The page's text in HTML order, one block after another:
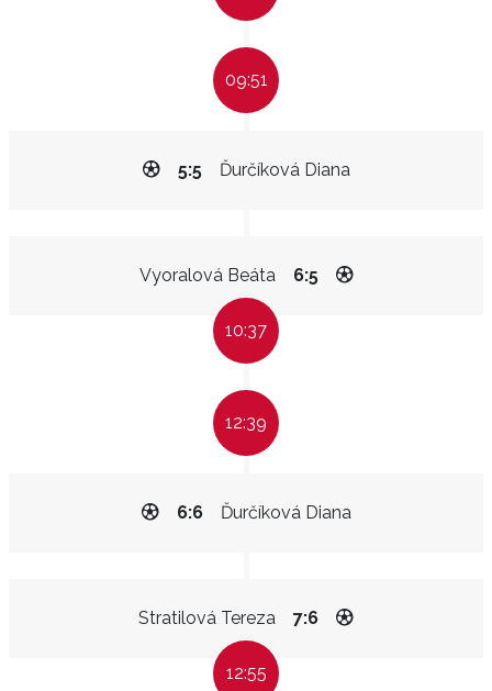
09:51
Ďurčíková Diana
5:5
Vyoralová Beáta 6:5
10:37
12:39
Ďurčíková Diana
6:6
Stratilová Tereza 7:6
12:55